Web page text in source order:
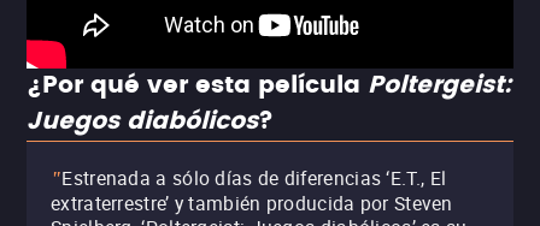
¿Por qué ver esta película Poltergeist:
Juegos diabólicos?
"Estrenada a sólo días de diferencias ‘E.T., El
extraterrestre’ y también producida por Steven